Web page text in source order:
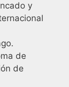
y
de
de